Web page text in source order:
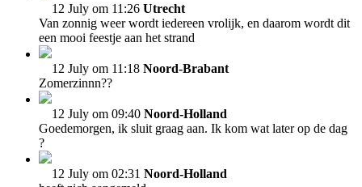
12 July om 11:26 Utrecht
Van zonnig weer wordt iedereen vrolijk, en daarom wordt dit
een mooi feestje aan het strand
12 July om 11:18 Noord-Brabant
Zomerzinnn??
12 July om 09:40 Noord-Holland
Goedemorgen, ik sluit graag aan. Ik kom wat later op de dag
?
12 July om 02:31 Noord-Holland